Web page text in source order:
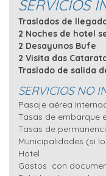
SERVICIOS
Traslados de
2 Noches de hotel
2 Desayunos Bufe
2 Visita das
Traslado de salida
SERVICIOS NO
Pasaje aérea
Tasas de embarque
Tasas de
Municipalidades (si
Hotel
Gastos con